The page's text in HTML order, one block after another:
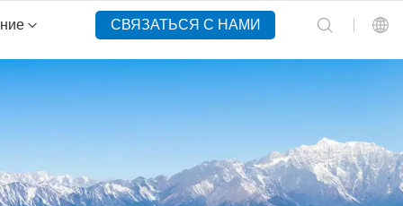
СВЯЗАТЬСЯ С НАМИ
Русский